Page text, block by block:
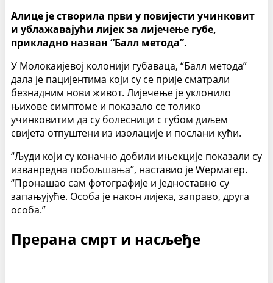
Алице је створила први у повијести учинковит
и ублажавајући лијек за лијечење губе,
прикладно назван “Балл метода”.
У Молокаијевој колонији губаваца, “Балл метода”
дала је пацијентима који су се прије сматрали
безнадним нови живот. Лијечење је уклонило
њихове симптоме и показало се толико
учинковитим да су болесници с губом диљем
свијета отпуштени из изолације и послани кући.
“Људи који су коначно добили ињекције показали су
изванредна побољшања”, наставио је Wермагер.
“Пронашао сам фотографије и једноставно су
запањујуће. Особа је након лијека, заправо, друга
особа.”
Прерана смрт и насљеђе